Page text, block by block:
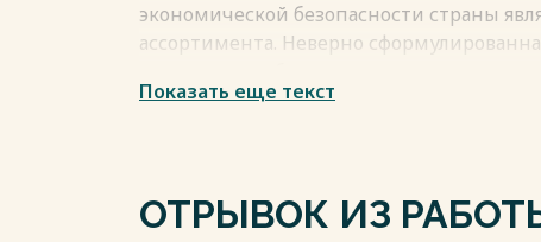
экономической безопасности страны
ассортимента. Неверно
рентабельности бизнеса. Качество
цен и объема продаж. Представленная
Показать еще текст
ОТРЫВОК ИЗ